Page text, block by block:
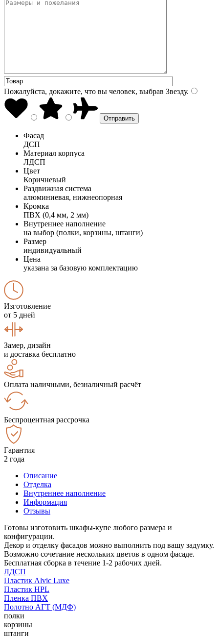
Пожалуйста, докажите, что вы человек, выбрав Звезду.
Фасад
ДСП
Материал корпуса
ЛДСП
Цвет
Коричневый
Раздвижная система
алюминиевая, нижнеопорная
Кромка
ПВХ (0,4 мм, 2 мм)
Внутреннее наполнение
на выбор (полки, корзины, штанги)
Размер
индивидуальный
Цена
указана за базовую комплектацию
Изготовление
от 5 дней
Замер, дизайн
и доставка бесплатно
Оплата наличными, безналичный расчёт
Беспроцентная рассрочка
Гарантия
2 года
Описание
Отделка
Внутреннее наполнение
Информация
Отзывы
Готовы изготовить шкафы-купе любого размера и
конфигурации.
Декор и отделку фасадов можно выполнить под вашу задумку.
Возможно сочетание нескольких цветов в одном фасаде.
Бесплатная сборка в течение 1-2 рабочих дней.
ЛДСП
Пластик Alvic Luxe
Пластик HPL
Пленка ПВХ
Полотно АГТ (МДФ)
полки
корзины
штанги